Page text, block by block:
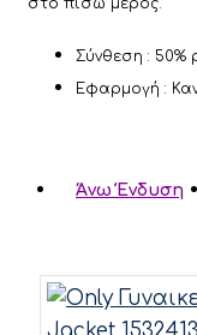
Σύνθεση : 50%
Εφαρμογή :
Άνω Ένδυση